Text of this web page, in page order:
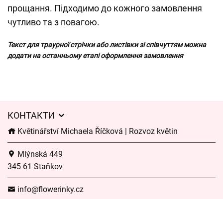
прощання. Підходимо до кожного замовлення
чутливо та з повагою.
Текст для траурної стрічки або листівки зі співчуттям можна
додати на останньому етапі оформлення замовлення
КОНТАКТИ
Květinářství Michaela Říčková | Rozvoz květin
Mlýnská 449
345 61 Staňkov
info@flowerinky.cz